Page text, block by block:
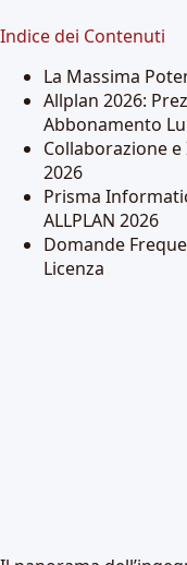
Indice dei Contenuti
La Massima
Allplan 2026:
Abbonamento
Collaborazione
2026
Prisma
ALLPLAN 2026
Domande
Licenza